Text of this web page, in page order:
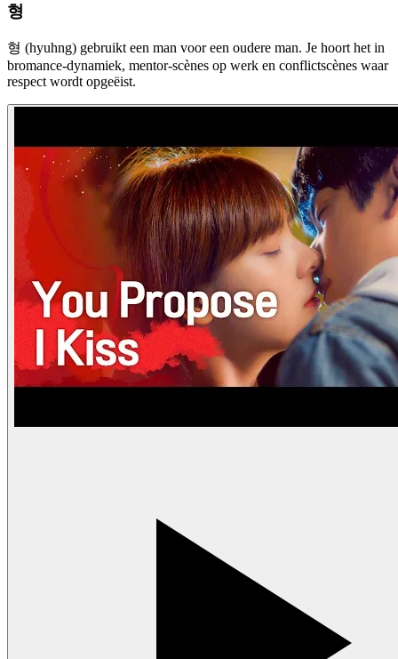
형
형 (hyuhng) gebruikt een man voor een oudere man. Je hoort het in
bromance-dynamiek, mentor-scènes op werk en conflictscènes waar
respect wordt opgeëist.